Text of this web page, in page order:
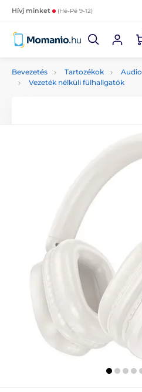
Hívj minket (Hé-Pé 9-12)
Bevezetés Tartozékok
Audio
Vezeték nélküli fülhallgatók